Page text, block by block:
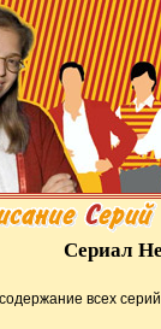
Сериал
всех